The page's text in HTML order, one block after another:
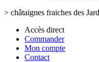
> châtaignes fraiches des
Accès direct
Commander
Mon compte
Contact